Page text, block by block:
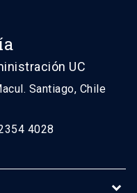
UC
Santiago, Chile
4028